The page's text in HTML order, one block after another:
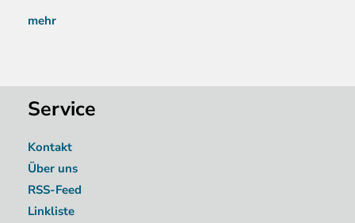
mehr
Service
Kontakt
Über uns
RSS-Feed
Linkliste